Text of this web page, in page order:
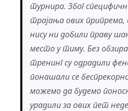
турнира. Због
трајања ових припрема,
нису ни добили праву
место у тиму. Без
тренинг су одрадили
понашали се
можемо да будемо
урадили за ових пет